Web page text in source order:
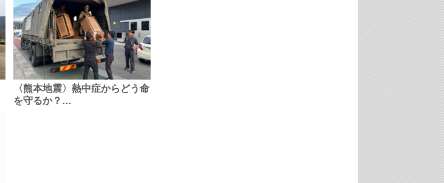
〈熊本地震〉熱中症からどう命
を守るか？…